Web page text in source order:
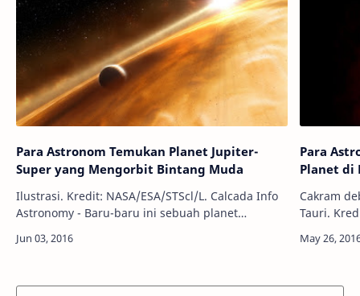
Para Astronom Temukan Planet Jupiter-
Super yang Mengorbit Bintang Muda
Ilustrasi. Kredit: NASA/ESA/STScl/L. Calcada Info
Astronomy - Baru-baru ini sebuah planet
Surya kita--yang bernama CI Tau b ber…
Para
Planet di
Cakram
Tauri. Kredit: ALMA Info
Atacama